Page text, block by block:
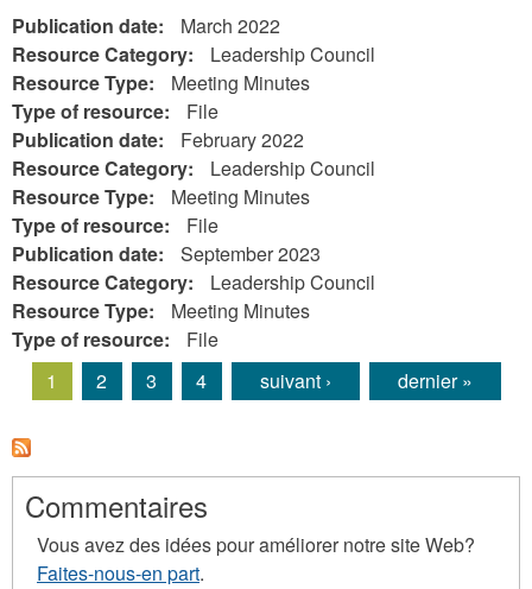
Publication date:
March 2022
Resource Category:
Leadership Council
Resource Type:
Meeting Minutes
Type of resource:
File
Publication date:
February 2022
Resource Category:
Leadership Council
Resource Type:
Meeting Minutes
Type of resource:
File
Publication date:
September 2023
Resource Category:
Leadership Council
Resource Type:
Meeting Minutes
Type of resource:
File
Pages
1 2 3 4 suivant › dernier »
Commentaires
Vous avez des idées pour améliorer notre site Web?
Faites-nous-en part.